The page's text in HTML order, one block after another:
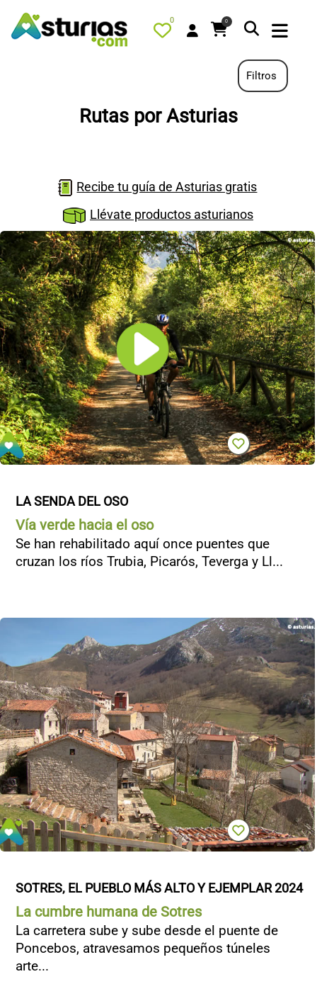
0 0
ALOJAMIENTOS
TURISMO ACTIVO
TIENDA
AGENDA
OFERTAS
CONTACTO
Filtros
Rutas por Asturias
Recibe tu guía de Asturias gratis
Llévate productos asturianos
LA SENDA DEL OSO
Vía verde hacia el oso
Se han rehabilitado aquí once puentes que
cruzan los ríos Trubia, Picarós, Teverga y Ll...
SOTRES, EL PUEBLO MÁS ALTO Y EJEMPLAR 2024
La cumbre humana de Sotres
La carretera sube y sube desde el puente de
Poncebos, atravesamos pequeños túneles
arte...